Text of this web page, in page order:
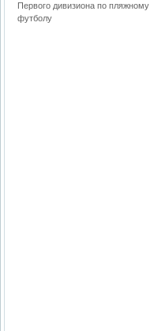
Первого дивизиона по пляжному
футболу